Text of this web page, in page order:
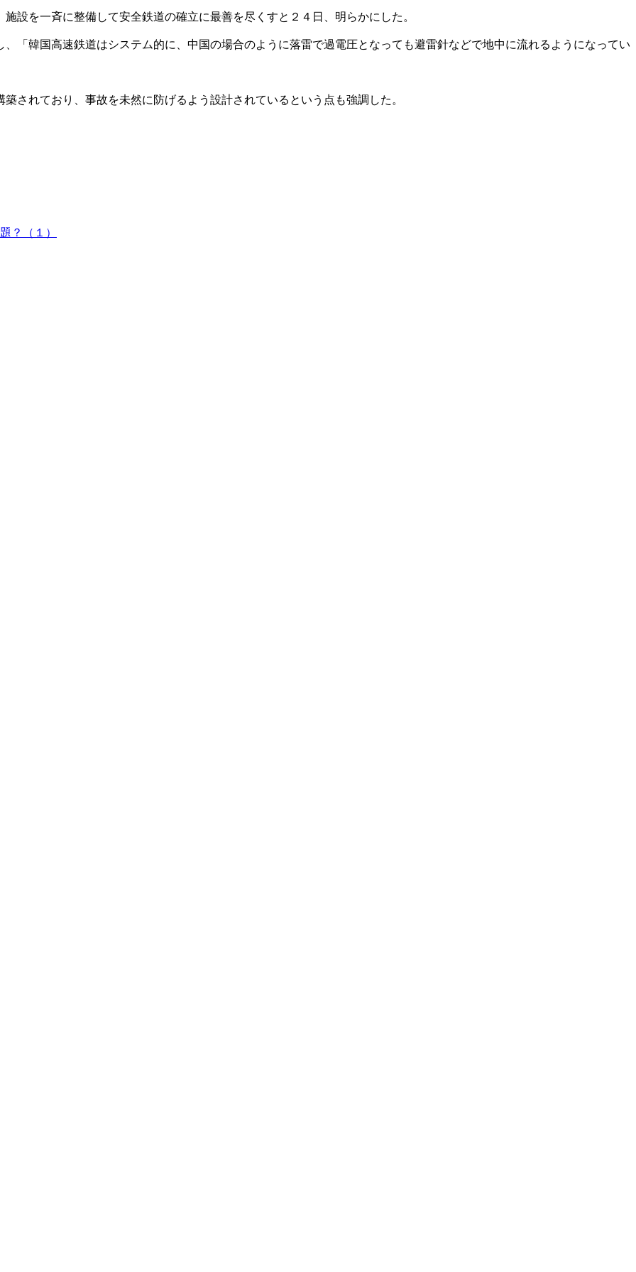
設を一斉に整備して安全鉄道の確立に最善を尽くすと２４日、明らかにした。
「韓国高速鉄道はシステム的に、中国の場合のように落雷で過電圧となっても避雷針などで地中に流れるようになってい
されており、事故を未然に防げるよう設計されているという点も強調した。
？（１）